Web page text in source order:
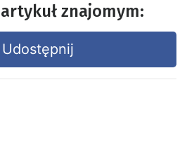
znajomym: